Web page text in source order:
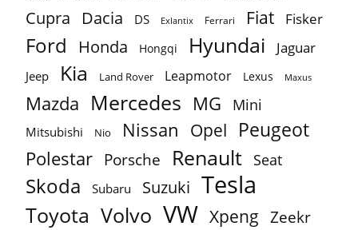
Cupra Dacia DS Exlantix Ferrari Fiat Fisker
Ford Honda Hongqi Hyundai Jaguar
Jeep Kia Land Rover Leapmotor Lexus Maxus
Mazda Mercedes MG Mini
Mitsubishi Nio Nissan Opel Peugeot
Polestar Porsche Renault Seat
Skoda Subaru Suzuki Tesla
Toyota Volvo VW Xpeng Zeekr